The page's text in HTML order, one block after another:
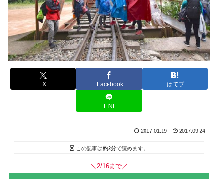
X Facebook はてブ
LINE
2017.01.19 2017.09.24
この記事は約2分で読めます。
＼2/16まで／